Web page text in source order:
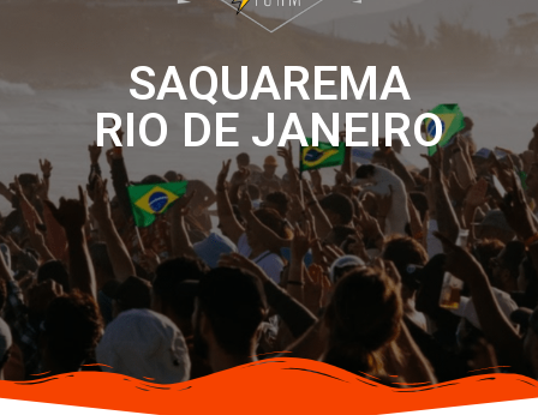
SAQUAREMA
RIO DE JANEIRO